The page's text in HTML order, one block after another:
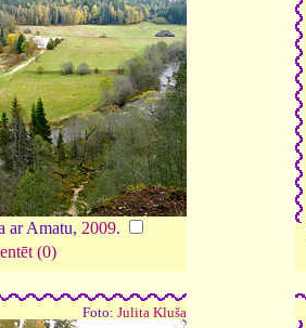
ar Amatu, 2009.
(0)
Foto: Julita Kluša